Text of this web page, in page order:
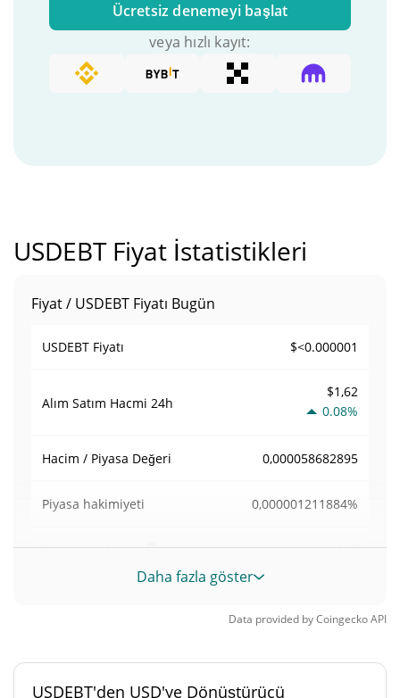
Ücretsiz denemeyi başlat
veya hızlı kayıt:
USDEBT Fiyat İstatistikleri
Fiyat / USDEBT Fiyatı Bugün
USDEBT Fiyatı $<0.000001
Alım Satım Hacmi 24h
$1,62
0.08%
Hacim / Piyasa Değeri 0,000058682895
Piyasa hakimiyeti 0,000001211884%
Piyasa sıralaması #8107
Daha fazla göster
Data provided byCoingeckoAPI
USDEBT'den USD'ye Dönüştürücü